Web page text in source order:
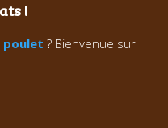
!
poulet ? Bienvenue sur